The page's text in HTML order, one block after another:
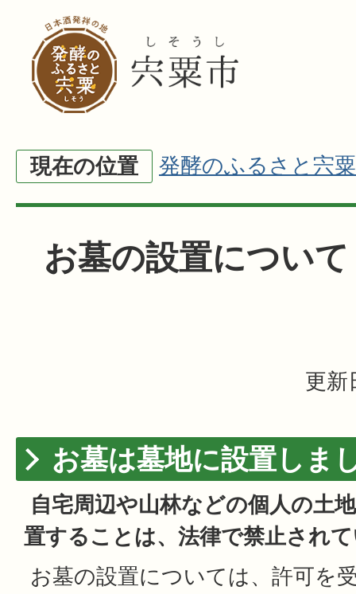
現在の位置 発酵のふるさと宍粟
お墓の設置について
更新
お墓は墓地に設置しま
自宅周辺や山林などの個人の土
置することは、法律で禁止され
お墓の設置については、許可を